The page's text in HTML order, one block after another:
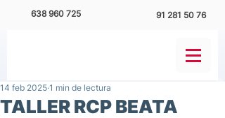
638 960 725 91 281 50 76
TALLER RCP BEATA
14 feb 2025 1 min de lectura